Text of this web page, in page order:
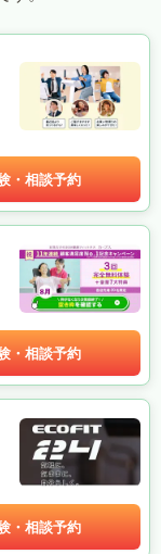
・相談予約
・相談予約
・相談予約